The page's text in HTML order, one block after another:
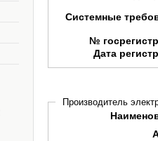
Системные
№
Дата
Производитель